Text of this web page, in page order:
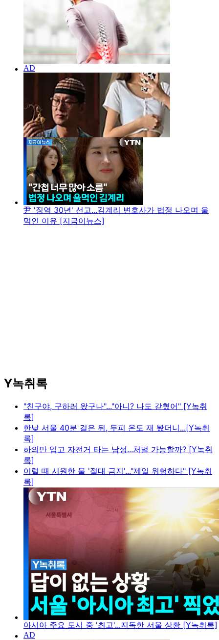
尹 '징역 30년' 선고...김계리 변호사가 법정 나오며 울
먹인 이유 [지금이뉴스]
Y녹취록
"친구야, 구하러 왔구나"..."아니? 나도 갇혔어" [Y녹취
록]
한낮 서울 40분 걸은 뒤, 두피 온도 재 봤더니...[Y녹취
록]
하의만 입고 자전거 타는 남성...처벌 가능할까? [Y녹취
록]
이럴 때 시원한 물 '절대 금지'..."제일 위험하다" [Y녹취
록]
아시아 주요 도시 중 '최고'...지독한 서울 상황 [Y녹취록]